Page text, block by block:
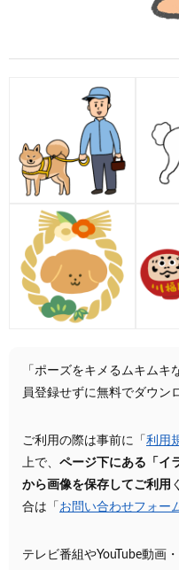
「ポーズをキメるムキム
員登録せずに無料でダウン
ご利用の際は事前に「 利用
上で、 ページ下にある「イ
から画像を保存してご利用
合は「 お問い合わせフォー
テレビ番組やYouTube動画